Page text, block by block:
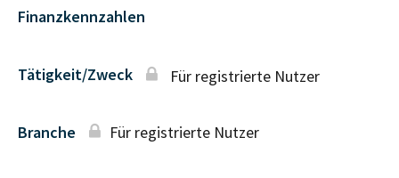
Finanzkennzahlen
Tätigkeit/Zweck Für registrierte Nutzer
Branche Für registrierte Nutzer